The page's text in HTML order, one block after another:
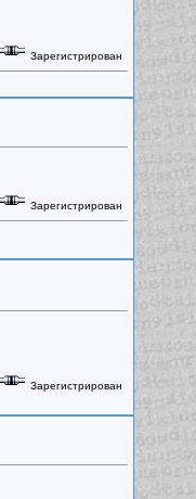
Зарегистрирован
Зарегистрирован
Зарегистрирован